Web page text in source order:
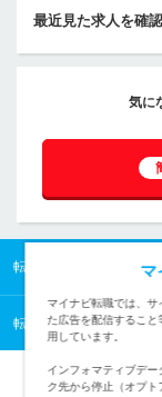
最近見た求人を確
気に
転職TOP 東北の転職
転職TOP 保育・教育
マ
マイナビ転職では、
た広告を配信するこ
用しています。
インフォマティブデ
ク先から停止（オプト